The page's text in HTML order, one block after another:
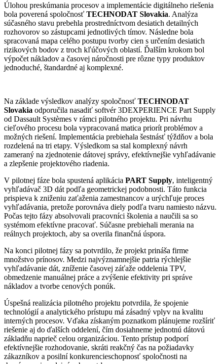
Úlohou preskúmania procesov a implementácie digitálneho riešenia
bola poverená spoločnosť TECHNODAT Slovakia. Analýza
súčasného stavu prebehla prostredníctvom desiatich detailných
rozhovorov so zástupcami jednotlivých tímov. Následne bola
spracovaná mapa celého postupu tvorby cien s určením desiatich
rizikových bodov z troch kľúčových oblastí. Ďalším krokom bol
výpočet nákladov a časovej náročnosti pre rôzne typy produktov
jednoduché, štandardné aj komplexné.
Na základe výsledkov analýzy spoločnosť TECHNODAT
Slovakia odporučila nasadiť softvér 3DEXPERIENCE Part Supply
od Dassault Systèmes v rámci pilotného projektu. Pri návrhu
cieľového procesu bola vypracovaná matica priorít problémov a
možných riešení. Implementácia prebiehala šestnásť týždňov a bola
rozdelená na tri etapy. Výsledkom sa stal komplexný návrh
zameraný na zjednotenie dátovej správy, efektívnejšie vyhľadávanie
a zlepšenie projektového riadenia.
V pilotnej fáze bola spustená aplikácia PART Supply, inteligentný
vyhľadávač 3D dát podľa geometrickej podobnosti. Táto funkcia
prispieva k zniženiu zaťaženia zamestnancov a urýchľuje proces
vyhľadávania, pretože porovnáva diely podľa tvaru namiesto názvu.
Počas tejto fázy absolvovali pracovníci školenia a naučili sa so
systémom efektívne pracovať. Súčasne prebiehali merania na
reálnych projektoch, aby sa overila finančná úspora.
Na konci pilotnej fázy sa potvrdilo, že projekt prináša firme
množstvo prínosov. Medzi najvýznamnejšie patria rýchlejšie
vyhľadávanie dát, zníženie časovej záťaže oddelenia TPV,
obmedzenie manuálnej práce a zvýšenie efektivity pri správe
nákladov a tvorbe cenových ponúk.
Úspešná realizácia pilotného projektu potvrdila, že spojenie
technológií a analytického prístupu má zásadný vplyv na kvalitu
interných procesov. Vďaka získaným poznatkom plánujeme rozšíriť
riešenie aj do ďalších oddelení, čím dosiahneme jednotnú dátovú
základňu naprieč celou organizáciou. Tento prístup podporí
efektívnejšie rozhodovanie, skráti reakčný čas na požiadavky
zákazníkov a posilní konkurencieschopnosť spoločnosti na